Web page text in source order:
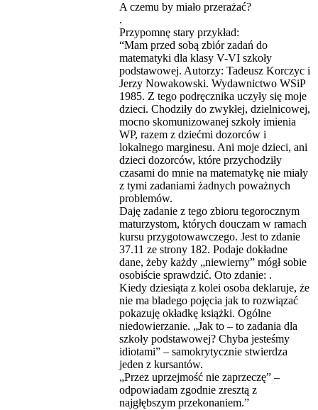
A czemu by miało przerażać?
.
Przypomnę stary przykład:
“Mam przed sobą zbiór zadań do
matematyki dla klasy V-VI szkoły
podstawowej. Autorzy: Tadeusz Korczyc i
Jerzy Nowakowski. Wydawnictwo WSiP
1985. Z tego podręcznika uczyły się moje
dzieci. Chodziły do zwykłej, dzielnicowej,
mocno skomunizowanej szkoły imienia
WP, razem z dziećmi dozorców i
lokalnego marginesu. Ani moje dzieci, ani
dzieci dozorców, które przychodziły
czasami do mnie na matematykę nie miały
z tymi zadaniami żadnych poważnych
problemów.
Daję zadanie z tego zbioru tegorocznym
maturzystom, których douczam w ramach
kursu przygotowawczego. Jest to zdanie
37.11 ze strony 182. Podaje dokładne
dane, żeby każdy „niewierny” mógł sobie
osobiście sprawdzić. Oto zdanie: .
Kiedy dziesiąta z kolei osoba deklaruje, że
nie ma bladego pojęcia jak to rozwiązać
pokazuję okładkę książki. Ogólne
niedowierzanie. „Jak to – to zadania dla
szkoły podstawowej? Chyba jesteśmy
idiotami” – samokrytycznie stwierdza
jeden z kursantów.
„Przez uprzejmość nie zaprzeczę” –
odpowiadam zgodnie zresztą z
najgłębszym przekonaniem.”